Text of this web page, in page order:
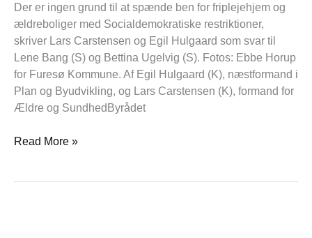
Der er ingen grund til at spænde ben for friplejehjem og
ældreboliger med Socialdemokratiske restriktioner,
skriver Lars Carstensen og Egil Hulgaard som svar til
Lene Bang (S) og Bettina Ugelvig (S). Fotos: Ebbe Horup
for Furesø Kommune. Af Egil Hulgaard (K), næstformand i
Plan og Byudvikling, og Lars Carstensen (K), formand for
Ældre og SundhedByrådet
–
og
komme
videre
med
friplejehjemmet
Read More »